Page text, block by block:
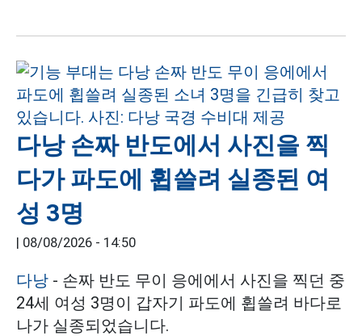
다낭 손짜 반도에서 사진을 찍
다가 파도에 휩쓸려 실종된 여
성 3명
| 08/08/2026 - 14:50
다낭 - 손짜 반도 무이 응에에서 사진을 찍던 중
24세 여성 3명이 갑자기 파도에 휩쓸려 바다로
나가 실종되었습니다.